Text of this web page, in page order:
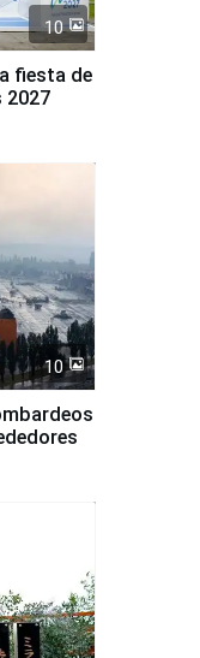
10
fiesta de
2027
10